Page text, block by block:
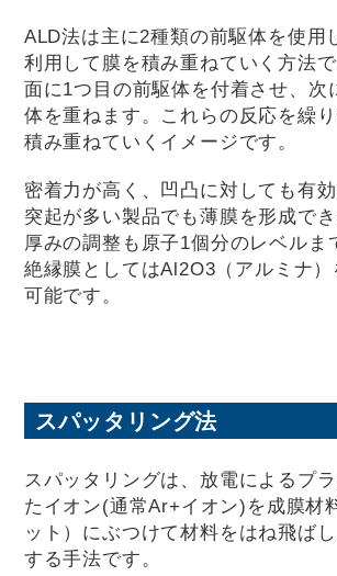
ALD法は主に2種類の前駆体を使用
利用して膜を積み重ねていく方法
面に1つ目の前駆体を付着させ、次
体を重ねます。これらの反応を繰
積み重ねていくイメージです。
密着力が高く、凹凸に対しても有
突起が多い製品でも薄膜を形成でき
厚みの調整も原子1個分のレベルま
絶縁膜としてはAl2O3（アルミナ
可能です。
スパッタリング法
スパッタリングは、放電によるプ
たイオン(通常Ar+イオン)を成膜材
ット）にぶつけて材料をはね飛ば
する手法です。